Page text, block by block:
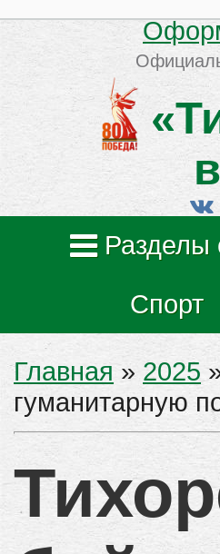
Разделы
Спорт
Главная » 2025
гуманитарную